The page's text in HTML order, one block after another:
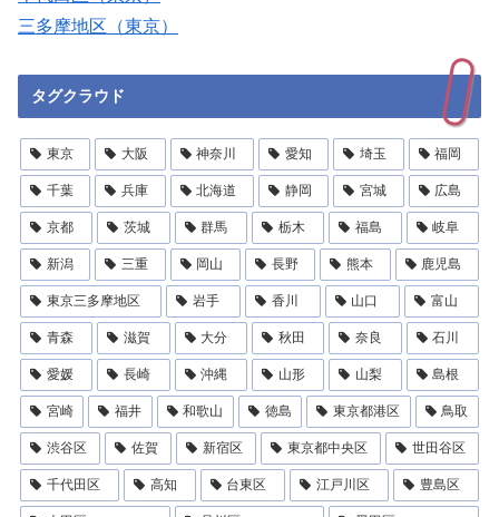
三多摩地区（東京）
タグクラウド
東京 大阪 神奈川 愛知 埼玉 福岡
千葉 兵庫 北海道 静岡 宮城 広島
京都 茨城 群馬 栃木 福島 岐阜
新潟 三重 岡山 長野 熊本 鹿児島
東京三多摩地区 岩手 香川 山口 富山
青森 滋賀 大分 秋田 奈良 石川
愛媛 長崎 沖縄 山形 山梨 島根
宮崎 福井 和歌山 徳島 東京都港区 鳥取
渋谷区 佐賀 新宿区 東京都中央区 世田谷区
千代田区 高知 台東区 江戸川区 豊島区